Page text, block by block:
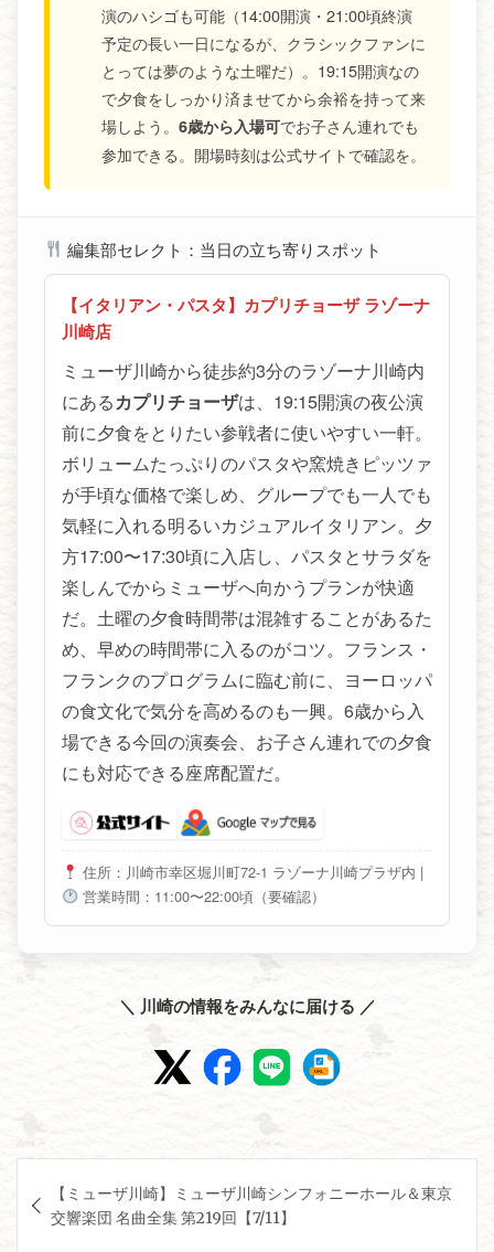
演のハシゴも可能（14:00開演・21:00頃終演
予定の長い一日になるが、クラシックファンに
とっては夢のような土曜だ）。19:15開演なの
で夕食をしっかり済ませてから余裕を持って来
場しよう。6歳から入場可でお子さん連れでも
参加できる。開場時刻は公式サイトで確認を。
編集部セレクト：当日の立ち寄りスポット
【イタリアン・パスタ】カプリチョーザ ラゾーナ
川崎店
ミューザ川崎から徒歩約3分のラゾーナ川崎内
にあるカプリチョーザは、19:15開演の夜公演
前に夕食をとりたい参戦者に使いやすい一軒。
ボリュームたっぷりのパスタや窯焼きピッツァ
が手頃な価格で楽しめ、グループでも一人でも
気軽に入れる明るいカジュアルイタリアン。夕
方17:00〜17:30頃に入店し、パスタとサラダを
楽しんでからミューザへ向かうプランが快適
だ。土曜の夕食時間帯は混雑することがあるた
め、早めの時間帯に入るのがコツ。フランス・
フランクのプログラムに臨む前に、ヨーロッパ
の食文化で気分を高めるのも一興。6歳から入
場できる今回の演奏会、お子さん連れでの夕食
にも対応できる座席配置だ。
住所：川崎市幸区堀川町72-1 ラゾーナ川崎プラザ内 |
営業時間：11:00〜22:00頃（要確認）
＼ 川崎の情報をみんなに届ける ／
稿
【ミューザ川崎】ミューザ川崎シンフォニーホール＆東京
交響楽団 名曲全集 第219回【7/11】